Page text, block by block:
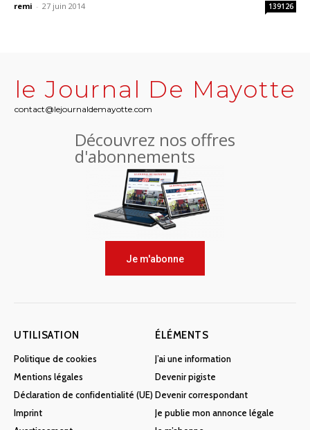
remi - 27 juin 2014 139126
le Journal De Mayotte
contact@lejournaldemayotte.com
Découvrez nos offres
d'abonnements
Je m'abonne
UTILISATION
Politique de cookies
Mentions légales
Déclaration de confidentialité (UE)
Imprint
ÉLÉMENTS
J’ai une information
Devenir pigiste
Devenir correspondant
Je publie mon annonce légale